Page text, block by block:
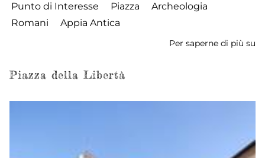
Punto di Interesse
Piazza
Archeologia
Romani
Appia Antica
Per saperne di più su
Piazza della Libertà